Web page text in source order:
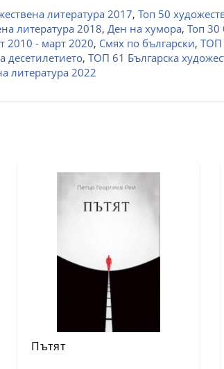
литература 2017, Топ 50
литература 2018, Ден на хумора, Топ 30
2010 - март 2020, Смях по български, ТОП
десетилетието, ТОП 61 Българска
литература 2022
Пътят